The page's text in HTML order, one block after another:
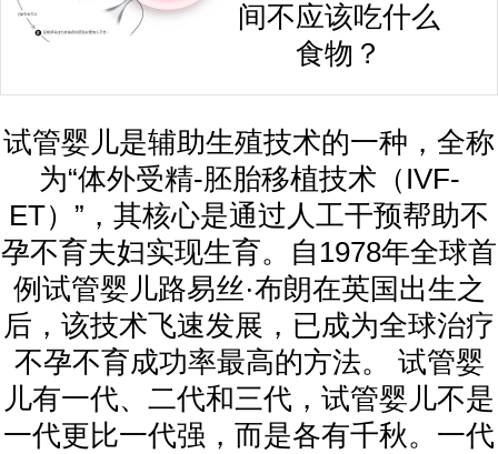
间不应该吃什么
食物？
试管婴儿是辅助生殖技术的一种，全称
为“体外受精-胚胎移植技术（IVF-
ET）”，其核心是通过人工干预帮助不
孕不育夫妇实现生育。自1978年全球首
例试管婴儿路易丝·布朗在英国出生之
后，该技术飞速发展，已成为全球治疗
不孕不育成功率最高的方法。 试管婴
儿有一代、二代和三代，试管婴儿不是
一代更比一代强，而是各有千秋。一代